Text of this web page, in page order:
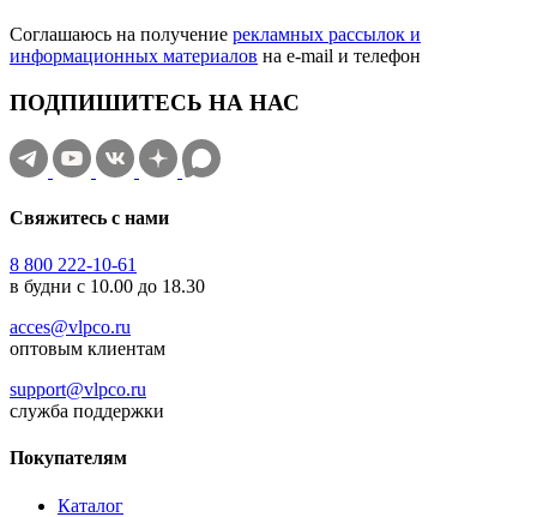
Соглашаюсь на получение рекламных рассылок и
информационных материалов на e‑mail и телефон
ПОДПИШИТЕСЬ НА НАС
Свяжитесь с нами
8 800 222-10-61
в будни с 10.00 до 18.30
acces@vlpco.ru
оптовым клиентам
support@vlpco.ru
служба поддержки
Покупателям
Каталог